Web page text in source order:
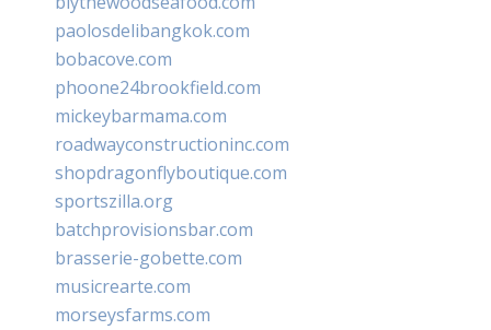
paolosdelibangkok.com
bobacove.com
phoone24brookfield.com
mickeybarmama.com
roadwayconstructioninc.com
shopdragonflyboutique.com
sportszilla.org
batchprovisionsbar.com
brasserie-gobette.com
musicrearte.com
morseysfarms.com